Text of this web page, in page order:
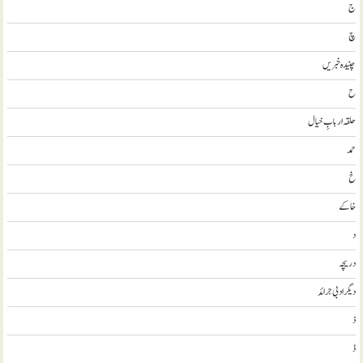
ج
چ
چنیدہ خبریں
ح
حلقہ اربابِ خیال
حمد
خ
خاکے
د
دریچہ
ديگر ادبی جرائد
ذ
ڈ